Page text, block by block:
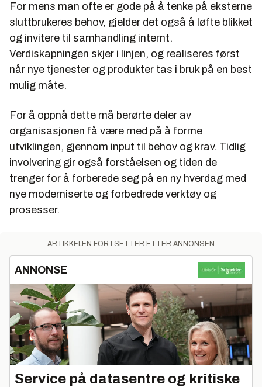
For mens man ofte er gode på å tenke på eksterne
sluttbrukeres behov, gjelder det også å løfte blikket
og invitere til samhandling internt.
Verdiskapningen skjer i linjen, og realiseres først
når nye tjenester og produkter tas i bruk på en best
mulig måte.
For å oppnå dette må berørte deler av
organisasjonen få være med på å forme
utviklingen, gjennom input til behov og krav. Tidlig
involvering gir også forståelsen og tiden de
trenger for å forberede seg på en ny hverdag med
nye moderniserte og forbedrede verktøy og
prosesser.
ARTIKKELEN FORTSETTER ETTER ANNONSEN
ANNONSE
Service på datasentre og kritiske